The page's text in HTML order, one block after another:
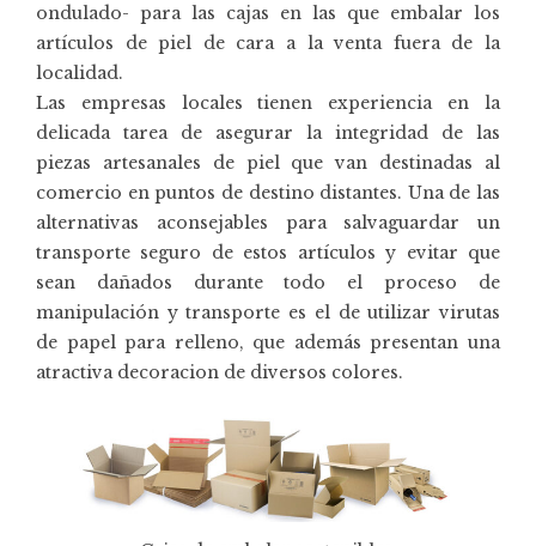
ondulado- para las cajas en las que embalar los
artículos de piel de cara a la venta fuera de la
localidad.
Las empresas locales tienen experiencia en la
delicada tarea de asegurar la integridad de las
piezas artesanales de piel que van destinadas al
comercio en puntos de destino distantes. Una de las
alternativas aconsejables para salvaguardar un
transporte seguro de estos artículos y evitar que
sean dañados durante todo el proceso de
manipulación y transporte es el de utilizarvirutas
de papel para relleno, que además presentan una
atractiva decoracion de diversos colores.